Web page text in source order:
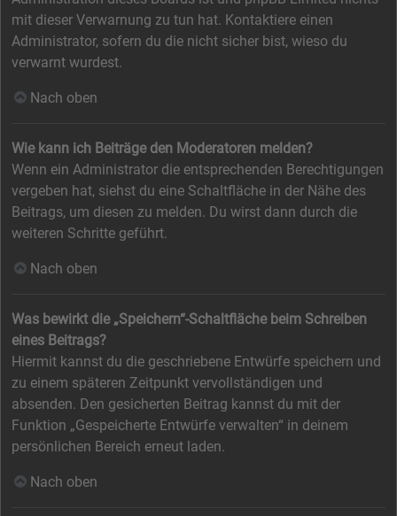
mit dieser Verwarnung zu tun hat. Kontaktiere einen
Administrator, sofern du die nicht sicher bist, wieso du
verwarnt wurdest.
Nach oben
Wie kann ich Beiträge den Moderatoren melden?
Wenn ein Administrator die entsprechenden Berechtigungen
vergeben hat, siehst du eine Schaltfläche in der Nähe des
Beitrags, um diesen zu melden. Du wirst dann durch die
weiteren Schritte geführt.
Nach oben
Was bewirkt die „Speichern“-Schaltfläche beim Schreiben
eines Beitrags?
Hiermit kannst du die geschriebene Entwürfe speichern und
zu einem späteren Zeitpunkt vervollständigen und
absenden. Den gesicherten Beitrag kannst du mit der
Funktion „Gespeicherte Entwürfe verwalten“ in deinem
persönlichen Bereich erneut laden.
Nach oben